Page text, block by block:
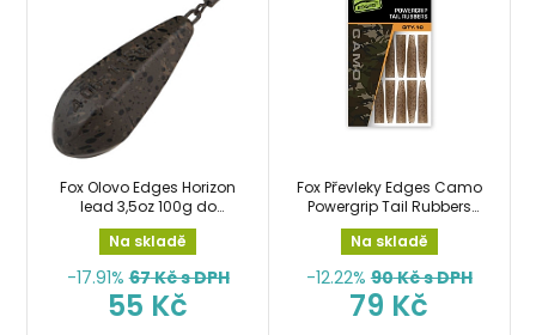
Fox Olovo Edges Horizon
lead 3,5oz 100g do
závěsky
Na skladě
-17.91% 67Kč s DPH
55 Kč
Fox Převleky Edges Camo
Powergrip Tail Rubbers
10pcs
Na skladě
-12.22% 90Kč s DPH
79 Kč